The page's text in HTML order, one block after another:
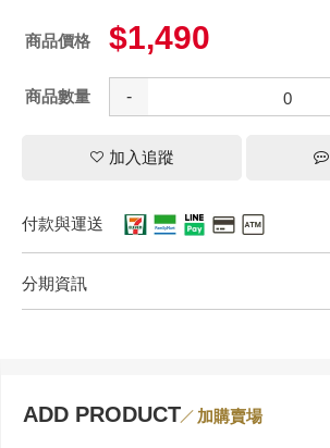
商品價格 $1,490
商品數量 -
加入追蹤
付款與運送
分期資訊
ADD PRODUCT 加購賣場